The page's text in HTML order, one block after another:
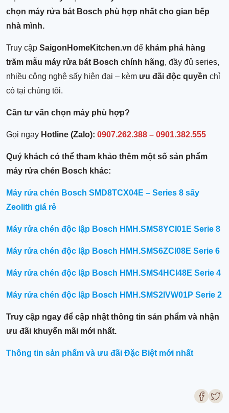
chọn máy rửa bát Bosch phù hợp nhất cho gian bếp
nhà mình.
Truy cập SaigonHomeKitchen.vn để khám phá hàng
trăm mẫu máy rửa bát Bosch chính hãng, đầy đủ series,
nhiều công nghệ sấy hiện đại – kèm ưu đãi độc quyền chỉ
có tại chúng tôi.
Cần tư vấn chọn máy phù hợp?
Gọi ngay Hotline (Zalo): 0907.262.388 – 0901.382.555
Quý khách có thể tham khảo thêm một số sản phẩm
máy rửa chén Bosch khác:
Máy rửa chén Bosch SMD8TCX04E – Series 8 sấy
Zeolith giá rẻ
Máy rửa chén độc lập Bosch HMH.SMS8YCI01E Serie 8
Máy rửa chén độc lập Bosch HMH.SMS6ZCI08E Serie 6
Máy rửa chén độc lập Bosch HMH.SMS4HCI48E Serie 4
Máy rửa chén độc lập Bosch HMH.SMS2IVW01P Serie 2
Truy cập ngay để cập nhật thông tin sản phẩm và nhận
ưu đãi khuyến mãi mới nhất.
Thông tin sản phẩm và ưu đãi Đặc Biệt mới nhất